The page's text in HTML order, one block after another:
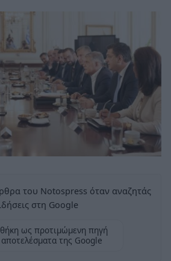
του Notospress όταν αναζητάς
στη Google
ως προτιμώμενη πηγή
της Google